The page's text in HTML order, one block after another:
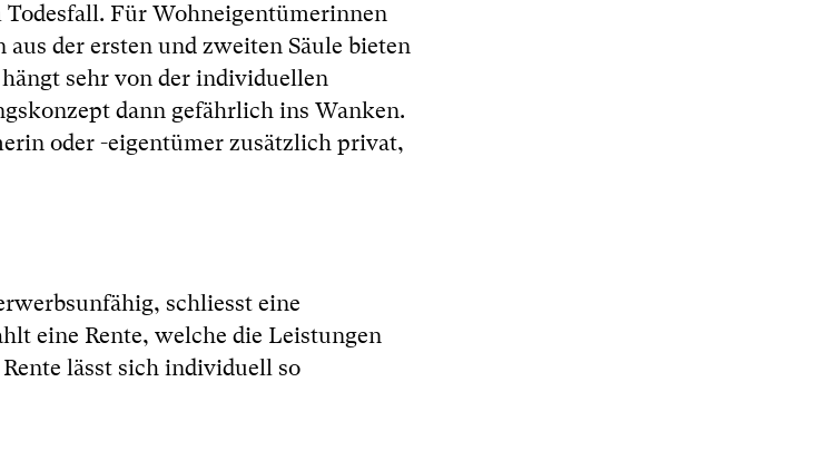
Für Wohneigentümerinnen
der ersten und zweiten Säule bieten
sehr von der individuellen
dann gefährlich ins Wanken.
oder -eigentümer zusätzlich privat,
schliesst eine
eine Rente, welche die Leistungen
lässt sich individuell so